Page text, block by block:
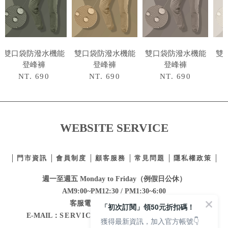
雙口袋防潑水機能
登峰褲
NT. 690
雙口袋防潑水機能
登峰褲
NT. 690
雙口袋防潑水機能
登峰褲
NT. 690
雙
WEBSITE SERVICE
門市資訊 會員制度 顧客服務 常見問題 隱私權政策
週一至週五 Monday to Friday（例假日公休）
AM9:00~PM12:30 / PM1:30~6:00
客服電話：02-2332-0855
E-MAIL： SERVICE@MAJORMADE.COM.TW